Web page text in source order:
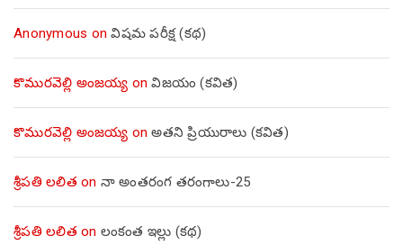
Anonymous onవిషమ పరీక్ష (క‌థ‌)
కొమురవెల్లి అంజయ్య onవిజయం (కవిత)
కొమురవెల్లి అంజయ్య onఅతని ప్రియురాలు (కవిత)
శ్రీపతి లలిత on నా అంతరంగ తరంగాలు-25
శ్రీపతి లలిత on లంకంత ఇల్లు (కథ)